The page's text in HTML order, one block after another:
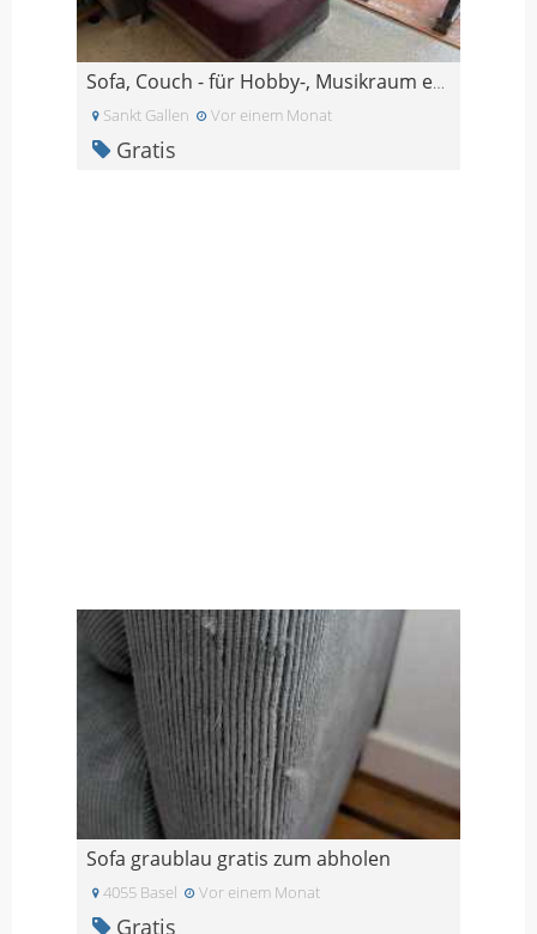
Sofa, Couch - für Hobby-, Musikraum etc.
Sankt Gallen Vor einem Monat
Gratis
Sofa graublau gratis zum abholen
4055 Basel Vor einem Monat
Gratis